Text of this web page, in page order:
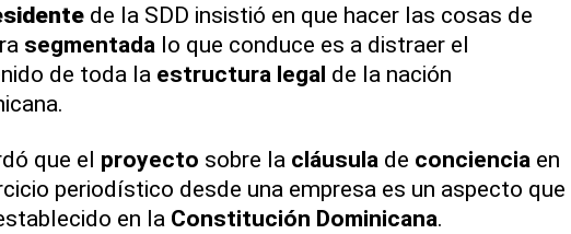
de la SDD insistió en que hacer las cosas de
segmentadalo que conduce es a distraer el
de toda la estructura legal de la nación
que el proyecto sobre la cláusulade concienciaen
periodístico desde una empresa es un aspecto que
en la Constitución Dominicana.